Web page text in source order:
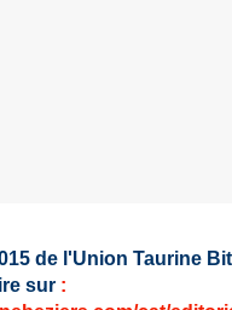
de l'Union Taurine
sur :